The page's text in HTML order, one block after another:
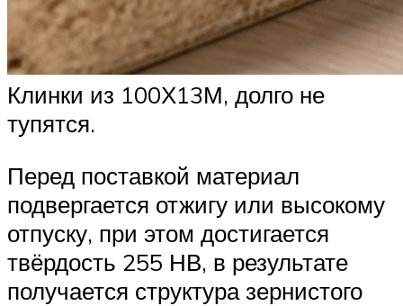
Клинки из 100Х13М, долго не
тупятся.
Перед поставкой материал
подвергается отжигу или высокому
отпуску, при этом достигается
твёрдость 255 НВ, в результате
получается структура зернистого